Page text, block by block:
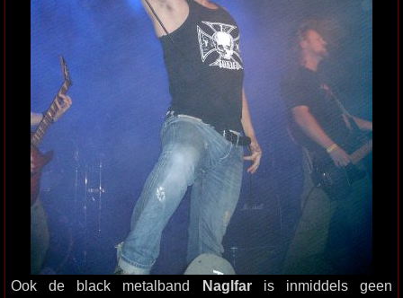
Ook de black metalband Naglfaris inmiddels geen